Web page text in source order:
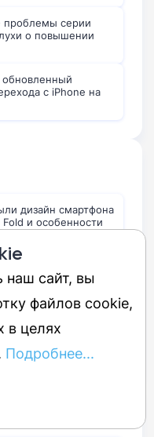
серии
о повышении
обновленный
с iPhone на
дизайн смартфона
и особенности
Glow
Pixel Watch 5:
и цены перед
25 лет: в
в стиле
наш сайт, вы
файлов cookie,
в целях
Подробнее...